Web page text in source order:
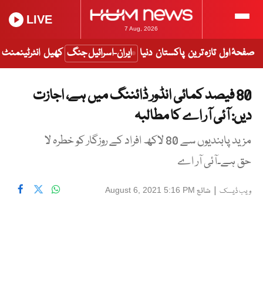
7 Aug, 2026
LIVE
صفحۂ اول تازہ ترین پاکستان دنیا ایران-اسرائیل جنگ کھیل انٹرٹینمنٹ
80 فیصد کمائی انڈور ڈائننگ میں ہے، اجازت
دیں: آئی آر اے کا مطالبہ
مزید پابندیوں سے 80 لاکھ افراد کے روزگار کو خطرہ لا
حق ہے۔آئی آر اے
ویب ڈیسک | شائع August 6, 2021 5:16 PM